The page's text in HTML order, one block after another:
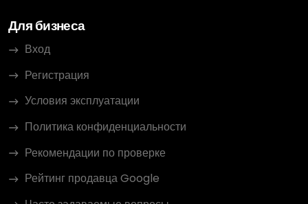
Для бизнеса
Вход
Регистрация
Условия эксплуатации
Политика конфиденциальности
Рекомендации по проверке
Рейтинг продавца Google